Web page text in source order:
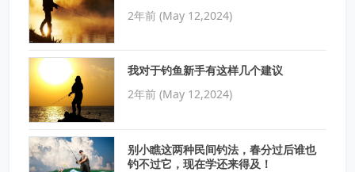
2年前 (May 12,2024)
我对于钓鱼新手有这样几个建议
2年前 (May 12,2024)
别小瞧这两种民间钓法，春分过后谁也
钓不过它，现在学还来得及！